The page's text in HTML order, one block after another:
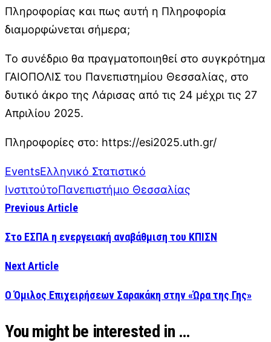
Πληροφορίας και πως αυτή η Πληροφορία
διαμορφώνεται σήμερα;
Το συνέδριο θα πραγματοποιηθεί στο συγκρότημα
ΓΑΙΟΠΟΛΙΣ του Πανεπιστημίου Θεσσαλίας, στο
δυτικό άκρο της Λάρισας από τις 24 μέχρι τις 27
Απριλίου 2025.
Πληροφορίες στο: https://esi2025.uth.gr/
EventsΕλληνικό Στατιστικό
ΙνστιτούτοΠανεπιστήμιο Θεσσαλίας
Previous Article
Στο ΕΣΠΑ η ενεργειακή αναβάθμιση του ΚΠΙΣΝ
Next Article
Ο Όμιλος Επιχειρήσεων Σαρακάκη στην «Ώρα της Γης»
You might be interested in …